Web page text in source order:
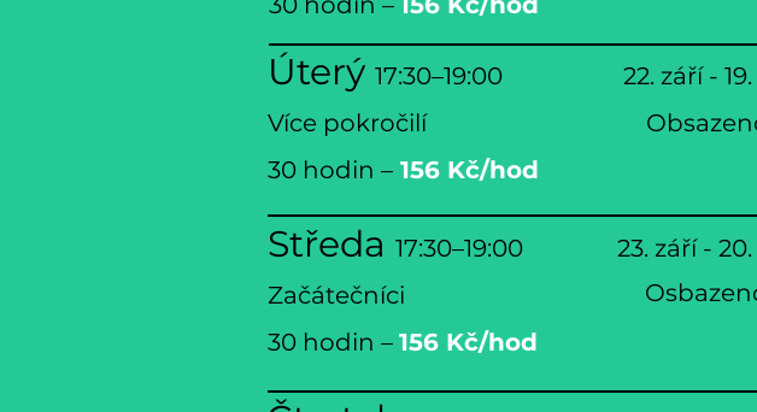
Úterý 17:30–19:00
Více pokročilí
30 hodin – 156 Kč/hod
22. září -
Středa 17:30–19:00
Začátečníci
30 hodin – 156 Kč/hod
23. září -